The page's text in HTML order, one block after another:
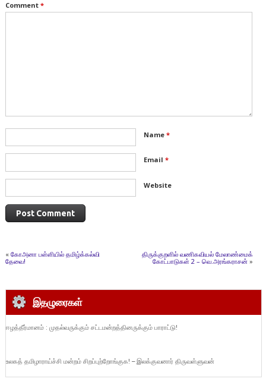
Comment *
Name *
Email *
Website
« கோஅனா பள்ளியில் தமிழ்க்கல்வி
தேவை!
திருக்குறளில் வணிகவியல் மேலாண்மைக்
கோட்பாடுகள் 2 – வெ.அரங்கராசன் »
இதழுரைகள்
ஈழத்தீர்மானம் : முதல்வருக்கும் சட்டமன்றத்தினருக்கும் பாராட்டு!
உலகத் தமிழாராய்ச்சி மன்றம் சிறப்புற்றோங்குக! – இலக்குவனார் திருவள்ளுவன்